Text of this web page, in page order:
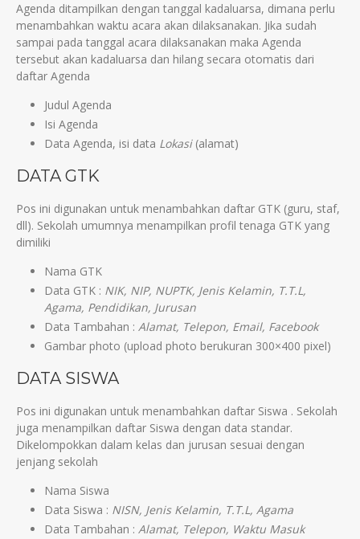
Agenda ditampilkan dengan tanggal kadaluarsa, dimana perlu
menambahkan waktu acara akan dilaksanakan. Jika sudah
sampai pada tanggal acara dilaksanakan maka Agenda
tersebut akan kadaluarsa dan hilang secara otomatis dari
daftar Agenda
Judul Agenda
Isi Agenda
Data Agenda, isi data Lokasi(alamat)
DATA GTK
Pos ini digunakan untuk menambahkan daftar GTK (guru, staf,
dll). Sekolah umumnya menampilkan profil tenaga GTK yang
dimiliki
Nama GTK
Data GTK : NIK, NIP, NUPTK, Jenis Kelamin, T.T.L,
Agama, Pendidikan, Jurusan
Data Tambahan : Alamat, Telepon, Email, Facebook
Gambar photo (upload photo berukuran 300×400 pixel)
DATA SISWA
Pos ini digunakan untuk menambahkan daftar Siswa . Sekolah
juga menampilkan daftar Siswa dengan data standar.
Dikelompokkan dalam kelas dan jurusan sesuai dengan
jenjang sekolah
Nama Siswa
Data Siswa : NISN, Jenis Kelamin, T.T.L, Agama
Data Tambahan : Alamat, Telepon, Waktu Masuk